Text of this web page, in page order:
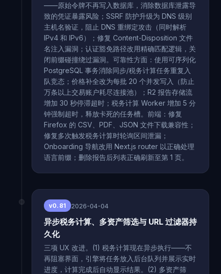
——原始令牌不再写入数据库，消除数据库泄露导
致的凭证暴露风险；SSRF 防护升级为 DNS 级别
主机名验证，阻止 DNS 重绑定攻击（同时解析
IPv4 和 IPv6）；修复 Content-Disposition 文件
名注入漏洞；认证豁免路径改用精确匹配逻辑，关
闭前缀碰撞绕过漏洞。可靠性方面：使用可序列化
PostgreSQL 事务消除同步/税务计算任务重复入
队竞态；价格补全改为每批 20 个并发写入（防止
万条以上交易账户耗尽连接池）；R2 报告存储流
增加 30 秒停滞超时；税务计算 Worker 增加 5 分
钟强制超时，释放卡死的任务槽。前端：修复
Firefox 的 CSV、PDF、JSON 文件下载兼容性；
修复多次触发税务计算时轮询区间泄漏；
Onboarding 导航改用 Next.js router 以正确处理
语言前缀；删除报告后列表正确刷新至第 1 页。
v0.81 2026-04-04
异步税务计算、多资产筛选与 URL 过滤器持
久化
三项 UX 改进。(1) 税务计算现在异步执行——不
再阻塞界面，引擎将任务放入后台队列并展示实时
进度，计算完成后自动显示结果。(2) 多资产筛